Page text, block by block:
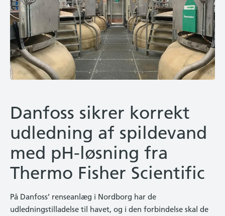
Danfoss sikrer korrekt
udledning af spildevand
med pH-løsning fra
Thermo Fisher Scientific
På Danfoss’ renseanlæg i Nordborg har de
udledningstilladelse til havet, og i den forbindelse skal de